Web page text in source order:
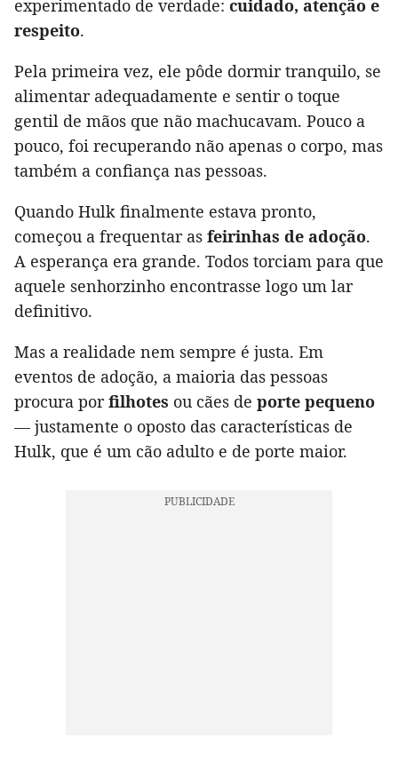
experimentado de verdade: cuidado, atenção e
respeito.
Pela primeira vez, ele pôde dormir tranquilo, se
alimentar adequadamente e sentir o toque
gentil de mãos que não machucavam. Pouco a
pouco, foi recuperando não apenas o corpo, mas
também a confiança nas pessoas.
Quando Hulk finalmente estava pronto,
começou a frequentar as feirinhas de adoção.
A esperança era grande. Todos torciam para que
aquele senhorzinho encontrasse logo um lar
definitivo.
Mas a realidade nem sempre é justa. Em
eventos de adoção, a maioria das pessoas
procura porfilhotes ou cães de porte pequeno
— justamente o oposto das características de
Hulk, que é um cão adulto e de porte maior.